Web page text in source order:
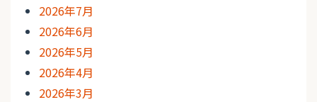
2026年7月
2026年6月
2026年5月
2026年4月
2026年3月